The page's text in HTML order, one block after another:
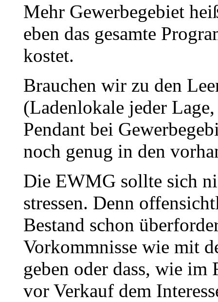
Mehr Gewerbegebiet
eben das gesamte
kostet.
Brauchen wir zu den
(Ladenlokale jeder
Pendant bei
noch genug in den
Die EWMG sollte sich
stressen. Denn
Bestand schon
Vorkommnisse wie mit
geben oder dass, wie im
vor Verkauf dem